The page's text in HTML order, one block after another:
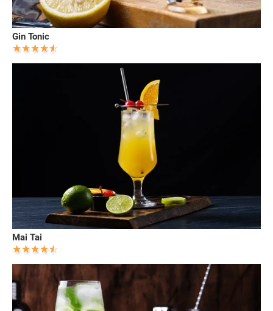
Gin Tonic
Mai Tai